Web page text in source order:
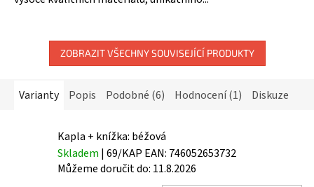
ZOBRAZIT VŠECHNY SOUVISEJÍCÍ PRODUKTY
Varianty Popis Podobné (6) Hodnocení (1) Diskuze
Kapla + knížka: béžová
Skladem | 69/KAP EAN: 746052653732
Můžeme doručit do: 11.8.2026